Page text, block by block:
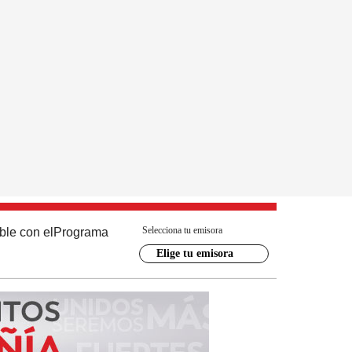
con el Programa Selecciona tu emisora
Elige tu emisora